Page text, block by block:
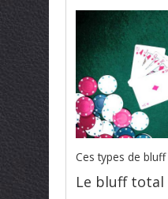
Ces types de
Le bluff total